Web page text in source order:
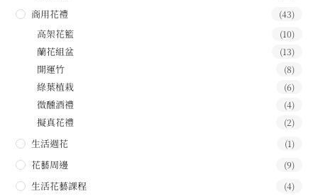
商用花禮 (43)
高架花籃 (10)
蘭花組盆 (13)
開運竹 (8)
綠葉植栽 (6)
微醺酒禮 (4)
擬真花禮 (2)
生活週花 (1)
花藝周邊 (9)
生活花藝課程 (4)